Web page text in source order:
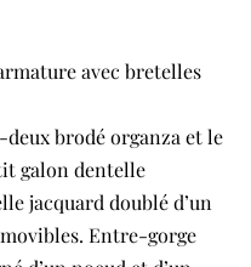
avec bretelles
brodé organza et le
galon dentelle
jacquard doublé d’un
Entre-gorge